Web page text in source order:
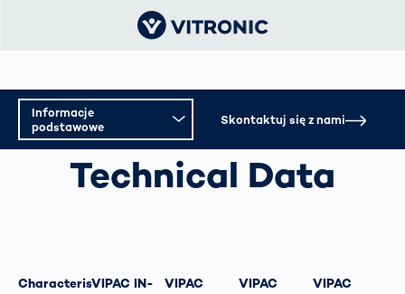
KONTROLA KOMPLETACJI ZAMÓWIEŃ I TOWARÓW
Technical Data
Informacje
podstawowe
Informacje podstawowe
Skontaktuj się z nami
CharacteristicsVIPAC IN-
VIPAC
VIPAC
VIPAC